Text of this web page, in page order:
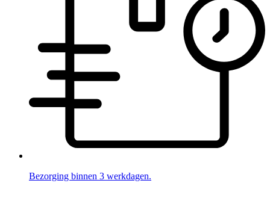
Bezorging binnen 3 werkdagen.